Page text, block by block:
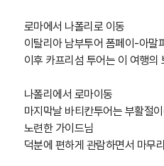
로마에서 나폴리로 이동
이탈리아 남부투어 폼페이 -아말
이후 카프리섬 투어는 이 여행의
나폴리에서 로마이동
마지막날 바티칸투어는 부활절
노련한 가이드님
덕분에 편하게 관람하면서 마무